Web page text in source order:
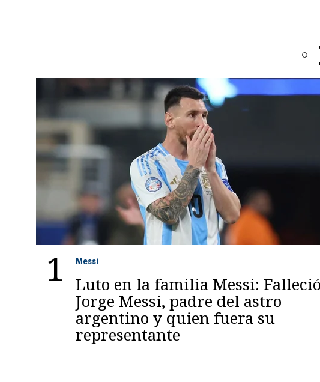
1 Messi
Luto en la familia Messi: Falleció
Jorge Messi, padre del astro
argentino y quien fuera su
representante